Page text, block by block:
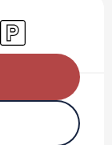
independiente
Aparcamiento